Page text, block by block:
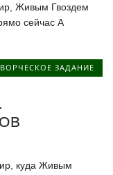
Живым Гвоздем
сейчас А
ЗАДАНИЕ
куда Живым